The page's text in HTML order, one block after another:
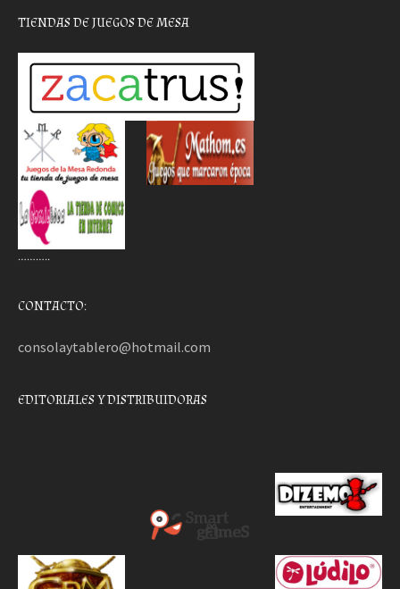
TIENDAS DE JUEGOS DE MESA
………..
CONTACTO:
consolaytablero@hotmail.com
EDITORIALES Y DISTRIBUIDORAS